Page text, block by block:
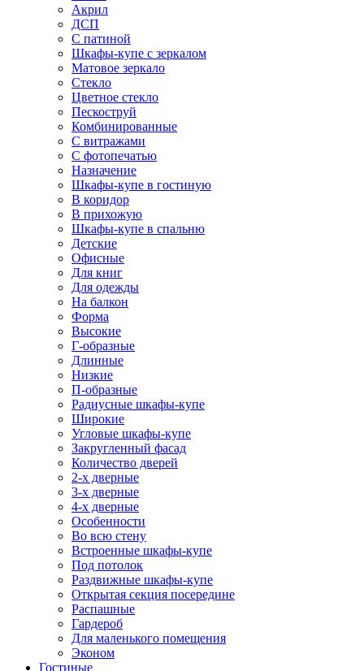
Акрил
ДСП
С патиной
Шкафы-купе с зеркалом
Матовое зеркало
Стекло
Цветное стекло
Пескоструй
Комбинированные
С витражами
С фотопечатью
Назначение
Шкафы-купе в гостиную
В коридор
В прихожую
Шкафы-купе в спальню
Детские
Офисные
Для книг
Для одежды
На балкон
Форма
Высокие
Г-образные
Длинные
Низкие
П-образные
Радиусные шкафы-купе
Широкие
Угловые шкафы-купе
Закругленный фасад
Количество дверей
2-х дверные
3-х дверные
4-х дверные
Особенности
Во всю стену
Встроенные шкафы-купе
Под потолок
Раздвижные шкафы-купе
Открытая секция посередине
Распашные
Гардероб
Для маленького помещения
Эконом
Гостиные